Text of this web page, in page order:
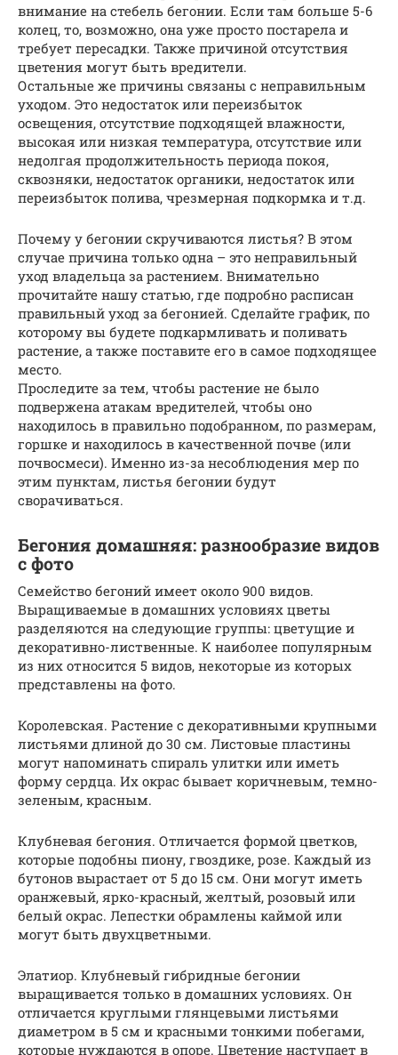
внимание на стебель бегонии. Если там больше 5-6
колец, то, возможно, она уже просто постарела и
требует пересадки. Также причиной отсутствия
цветения могут быть вредители.
Остальные же причины связаны с неправильным
уходом. Это недостаток или переизбыток
освещения, отсутствие подходящей влажности,
высокая или низкая температура, отсутствие или
недолгая продолжительность периода покоя,
сквозняки, недостаток органики, недостаток или
переизбыток полива, чрезмерная подкормка и т.д.
Почему у бегонии скручиваются листья? В этом
случае причина только одна – это неправильный
уход владельца за растением. Внимательно
прочитайте нашу статью, где подробно расписан
правильный уход за бегонией. Сделайте график, по
которому вы будете подкармливать и поливать
растение, а также поставите его в самое подходящее
место.
Проследите за тем, чтобы растение не было
подвержена атакам вредителей, чтобы оно
находилось в правильно подобранном, по размерам,
горшке и находилось в качественной почве (или
почвосмеси). Именно из-за несоблюдения мер по
этим пунктам, листья бегонии будут
сворачиваться.
Бегония домашняя: разнообразие видов
с фото
Семейство бегоний имеет около 900 видов.
Выращиваемые в домашних условиях цветы
разделяются на следующие группы: цветущие и
декоративно-лиственные. К наиболее популярным
из них относится 5 видов, некоторые из которых
представлены на фото.
Королевская. Растение с декоративными крупными
листьями длиной до 30 см. Листовые пластины
могут напоминать спираль улитки или иметь
форму сердца. Их окрас бывает коричневым, темно-
зеленым, красным.
Клубневая бегония. Отличается формой цветков,
которые подобны пиону, гвоздике, розе. Каждый из
бутонов вырастает от 5 до 15 см. Они могут иметь
оранжевый, ярко-красный, желтый, розовый или
белый окрас. Лепестки обрамлены каймой или
могут быть двухцветными.
Элатиор. Клубневый гибридные бегонии
выращивается только в домашних условиях. Он
отличается круглыми глянцевыми листьями
диаметром в 5 см и красными тонкими побегами,
которые нуждаются в опоре. Цветение наступает в